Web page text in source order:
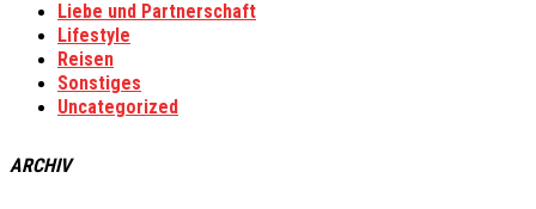
Liebe und Partnerschaft
Lifestyle
Reisen
Sonstiges
Uncategorized
ARCHIV